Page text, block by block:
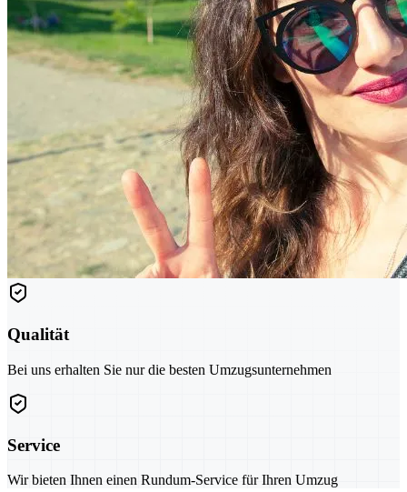
Qualität
Bei uns erhalten Sie nur die besten Umzugsunternehmen
Service
Wir bieten Ihnen einen Rundum-Service für Ihren Umzug